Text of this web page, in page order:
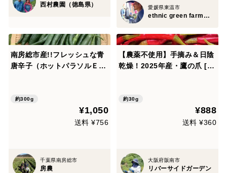
西村農園（徳島県） 愛媛県東温市
ethnic green farm廣川農園
南房総市産!!フレッシュな青
唐辛子（ホットパラソルＥ
約300g
¥1,050
送料 ¥756
千葉県南房総市
房農
【農薬不使用】手摘み＆日陰
乾燥！2025年産・鷹の爪 [30
約30g
¥888
送料 ¥360
大阪府阪南市
リバーサイドガーデン